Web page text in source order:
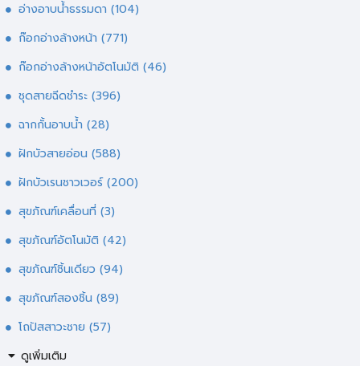
อ่างอาบน้ำธรรมดา (104)
ก๊อกอ่างล้างหน้า (771)
ก๊อกอ่างล้างหน้าอัตโนมัติ (46)
ชุดสายฉีดชำระ (396)
ฉากกั้นอาบน้ำ (28)
ฝักบัวสายอ่อน (588)
ฝักบัวเรนชาวเวอร์ (200)
สุขภัณฑ์เคลื่อนที่ (3)
สุขภัณฑ์อัตโนมัติ (42)
สุขภัณฑ์ชิ้นเดียว (94)
สุขภัณฑ์สองชิ้น (89)
โถปัสสาวะชาย (57)
ดูเพิ่มเติม